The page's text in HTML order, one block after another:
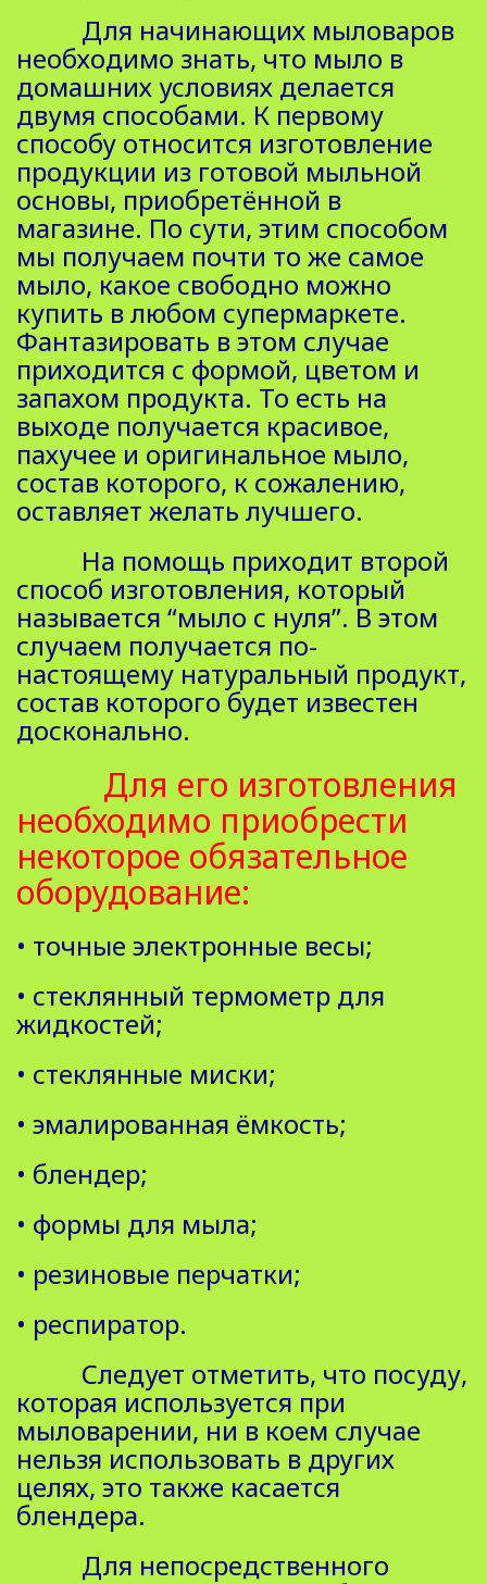
Для начинающих мыловаров
необходимо знать, что мыло в
домашних условиях делается
двумя способами. К первому
способу относится изготовление
продукции из готовой мыльной
основы, приобретённой в
магазине. По сути, этим способом
мы получаем почти то же самое
мыло, какое свободно можно
купить в любом супермаркете.
Фантазировать в этом случае
приходится с формой, цветом и
запахом продукта. То есть на
выходе получается красивое,
пахучее и оригинальное мыло,
состав которого, к сожалению,
оставляет желать лучшего.
На помощь приходит второй
способ изготовления, который
называется “мыло с нуля”. В этом
случаем получается по-
настоящему натуральный продукт,
состав которого будет известен
досконально.
Для его изготовления
необходимо приобрести
некоторое обязательное
оборудование:
• точные электронные весы;
• стеклянный термометр для
жидкостей;
• стеклянные миски;
• эмалированная ёмкость;
• блендер;
• формы для мыла;
• резиновые перчатки;
• респиратор.
Следует отметить, что посуду,
которая используется при
мыловарении, ни в коем случае
нельзя использовать в других
целях, это также касается
блендера.
Для непосредственного